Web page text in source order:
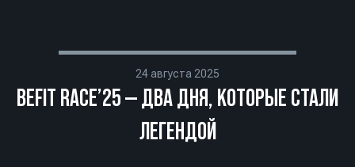
24 августа 2025
BEFIT RACE’25 — ДВА ДНЯ, КОТОРЫЕ СТАЛИ
ЛЕГЕНДОЙ